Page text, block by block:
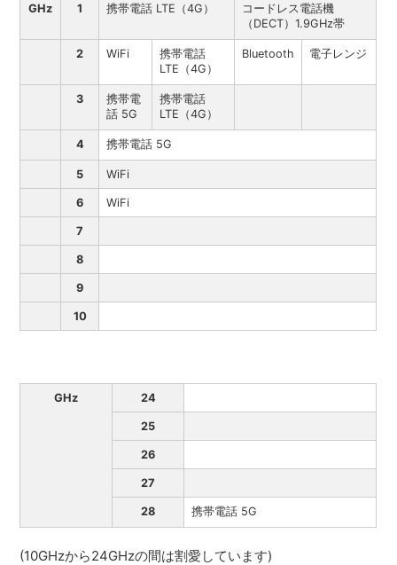
GHz 1 携帯電話 LTE（4G）
コードレス電話機
（DECT）1.9GHz帯
2 WiFi
携帯電話
LTE（4G）
Bluetooth 電子レンジ
3
携帯電
話 5G
携帯電話
LTE（4G）
4 携帯電話 5G
5 WiFi
6 WiFi
7
8
9
10
GHz 24
25
26
27
28 携帯電話 5G
(10GHzから24GHzの間は割愛しています)